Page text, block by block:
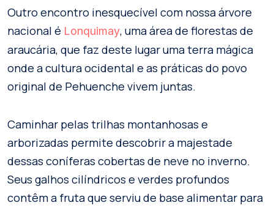
Outro encontro inesquecível com nossa árvore
nacional é Lonquimay, uma área de florestas de
araucária, que faz deste lugar uma terra mágica
onde a cultura ocidental e as práticas do povo
original de Pehuenche vivem juntas.
Caminhar pelas trilhas montanhosas e
arborizadas permite descobrir a majestade
dessas coníferas cobertas de neve no inverno.
Seus galhos cilíndricos e verdes profundos
contêm a fruta que serviu de base alimentar para